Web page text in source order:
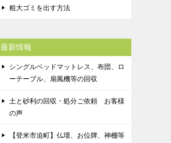
粗大ゴミを出す方法
最新情報
シングルベッドマットレス、布団、ロ
ーテーブル、扇風機等の回収
土と砂利の回収・処分ご依頼 お客様
の声
【登米市迫町】仏壇、お位牌、神棚等